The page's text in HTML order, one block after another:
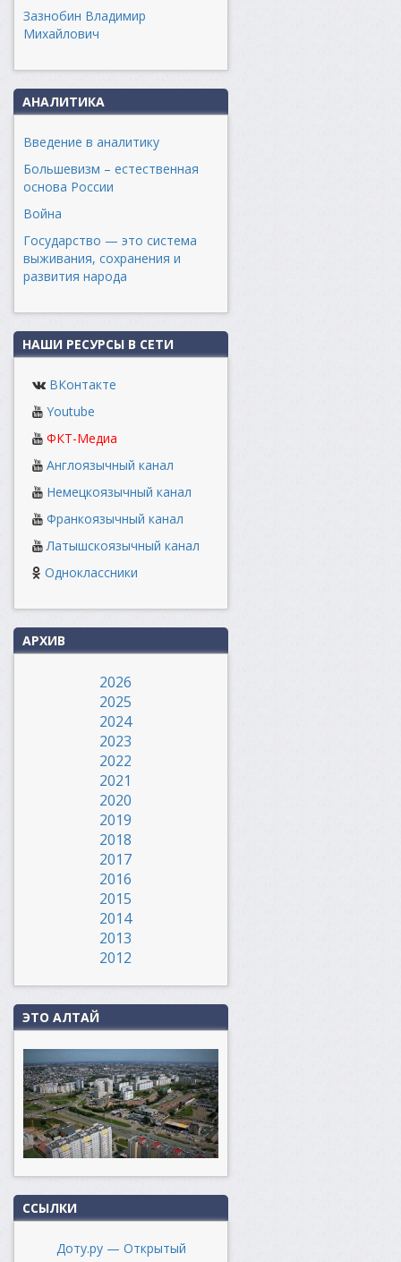
Зазнобин Владимир
Михайлович
АНАЛИТИКА
Введение в аналитику
Большевизм – естественная
основа России
Война
Государство — это система
выживания, сохранения и
развития народа
НАШИ РЕСУРСЫ В СЕТИ
ВКонтакте
Youtube
ФКТ-Медиа
Англоязычный канал
Немецкоязычный канал
Франкоязычный канал
Латышскоязычный канал
Одноклассники
АРХИВ
2026
2025
2024
2023
2022
2021
2020
2019
2018
2017
2016
2015
2014
2013
2012
ЭТО АЛТАЙ
ССЫЛКИ
Доту.ру — Открытый